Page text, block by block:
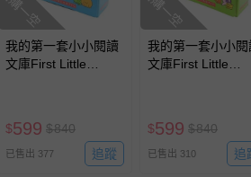
我的第一套小小閱讀
文庫First Little
$599 $840
已售出 377 追蹤
我的第一套小小閱
文庫First Little
$599 $840
已售出 310 追